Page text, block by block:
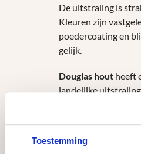
Toestemming
De uitstraling is
Kleuren zijn
poedercoating en
gelijk.
Douglas hout heeft
landelijke
verlengt de